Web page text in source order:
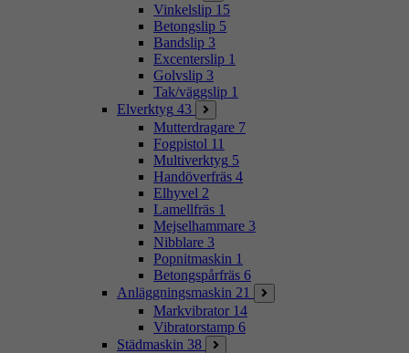
Vinkelslip 15
Betongslip 5
Bandslip 3
Excenterslip 1
Golvslip 3
Tak/väggslip 1
Elverktyg 43
Mutterdragare 7
Fogpistol 11
Multiverktyg 5
Handöverfräs 4
Elhyvel 2
Lamellfräs 1
Mejselhammare 3
Nibblare 3
Popnitmaskin 1
Betongspårfräs 6
Anläggningsmaskin 21
Markvibrator 14
Vibratorstamp 6
Städmaskin 38